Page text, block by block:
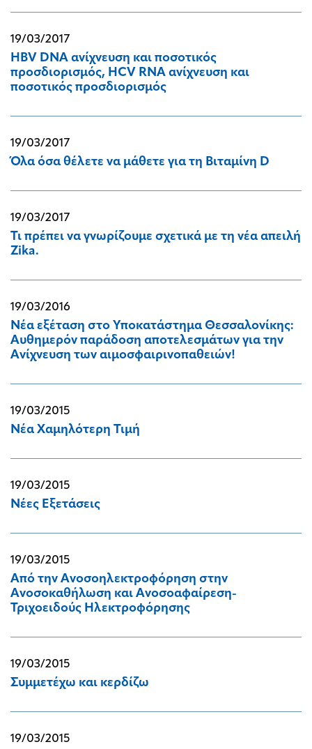
19/03/2017
HΒV DNA ανίχνευση και ποσοτικός
προσδιορισμός, HCV RNA ανίχνευση και
ποσοτικός προσδιορισμός
19/03/2017
Όλα όσα θέλετε να μάθετε για τη Βιταμίνη D
19/03/2017
Τι πρέπει να γνωρίζουμε σχετικά με τη νέα απειλή
Zika.
19/03/2016
Νέα εξέταση στο Υποκατάστημα Θεσσαλονίκης:
Αυθημερόν παράδοση αποτελεσμάτων για την
Ανίχνευση των αιμοσφαιρινοπαθειών!
19/03/2015
Νέα Χαμηλότερη Τιμή
19/03/2015
Νέες Εξετάσεις
19/03/2015
Από την Ανοσοηλεκτροφόρηση στην
Ανοσοκαθήλωση και Ανοσοαφαίρεση-
Τριχοειδούς Ηλεκτροφόρησης
19/03/2015
Συμμετέχω και κερδίζω
19/03/2015